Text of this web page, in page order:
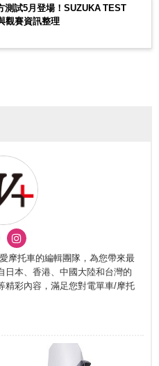
測試5月登場！SUZUKA TEST
觀賽資訊整理
摩托車的編輯團隊，為您帶來最
日本、香港、中國大陸和台灣的
精彩內容，滿足您對電單車/摩托